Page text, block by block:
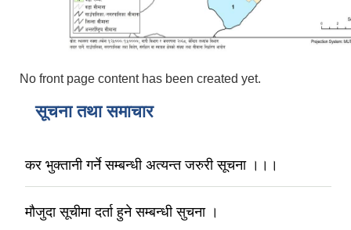
No front page content has been created yet.
सूचना तथा समाचार
कर भुक्तानी गर्ने सम्बन्धी अत्यन्त जरुरी सूचना ।।।
मौजुदा सूचीमा दर्ता हुने सम्बन्धी सुचना ।